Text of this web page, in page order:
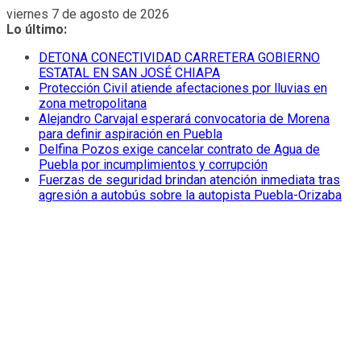
Saltar
al
viernes 7 de agosto de 2026
Lo último:
DETONA CONECTIVIDAD CARRETERA GOBIERNO
ESTATAL EN SAN JOSÉ CHIAPA
Protección Civil atiende afectaciones por lluvias en
zona metropolitana
Alejandro Carvajal esperará convocatoria de Morena
para definir aspiración en Puebla
Delfina Pozos exige cancelar contrato de Agua de
Puebla por incumplimientos y corrupción
Fuerzas de seguridad brindan atención inmediata tras
agresión a autobús sobre la autopista Puebla-Orizaba